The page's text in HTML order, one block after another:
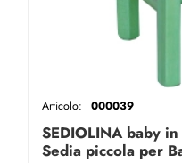
SEDIOLINA baby
Sedia piccola per
Articolo: 000039